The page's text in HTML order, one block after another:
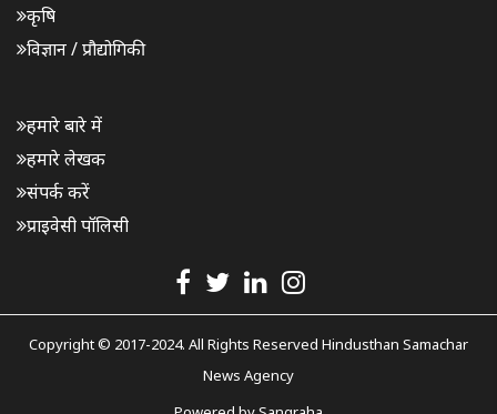
कृषि
विज्ञान / प्रौद्योगिकी
हमारे बारे में
हमारे लेखक
संपर्क करें
प्राइवेसी पॉलिसी
Copyright © 2017-2024. All Rights Reserved Hindusthan Samachar
News Agency